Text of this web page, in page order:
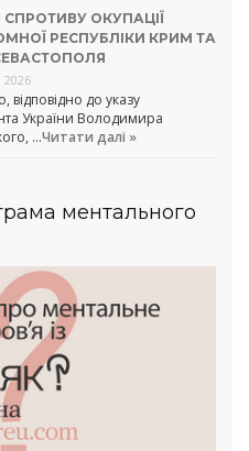
ОКУПАЦІЇ
РЕСПУБЛІКИ КРИМ ТА
відповідно до указу
України Володимира
…Читати далі »
ментального